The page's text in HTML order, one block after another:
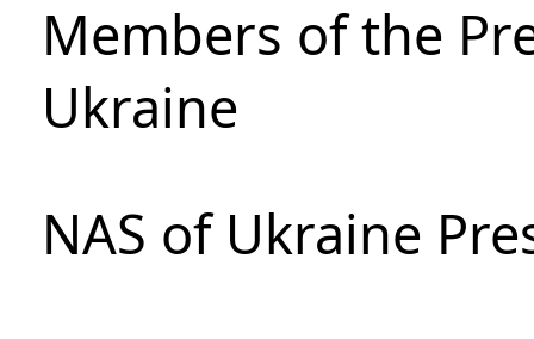
Members of the
Ukraine
NAS of Ukraine